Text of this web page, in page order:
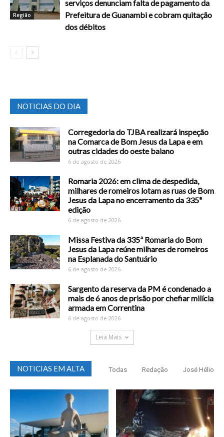
Região
serviços denunciam falta de pagamento da
Prefeitura de Guanambi e cobram quitação
dos débitos
NOTICIAS DO DIA
Corregedoria do TJBA realizará inspeção
na Comarca de Bom Jesus da Lapa e em
outras cidades do oeste baiano
6 de agosto de 2026
Romaria 2026: em clima de despedida,
milhares de romeiros lotam as ruas de Bom
Jesus da Lapa no encerramento da 335ª
edição
6 de agosto de 2026
Missa Festiva da 335ª Romaria do Bom
Jesus da Lapa reúne milhares de romeiros
na Esplanada do Santuário
6 de agosto de 2026
Sargento da reserva da PM é condenado a
mais de 6 anos de prisão por chefiar milícia
armada em Correntina
6 de agosto de 2026
Leia Mais
NOTICIAS EM ALTA Todas Redação José Hélio